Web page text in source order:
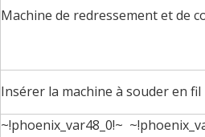
Machine de redressement et de
Insérer la machine à souder en fil
~!phoenix_var48_0!~